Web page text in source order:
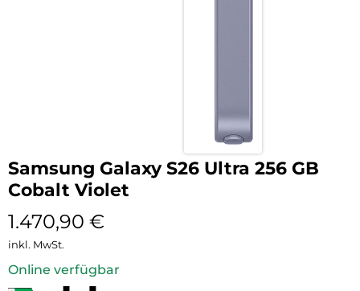
Samsung Galaxy S26 Ultra 256 GB
Cobalt Violet
1.470,90 €
inkl. MwSt.
Online verfügbar